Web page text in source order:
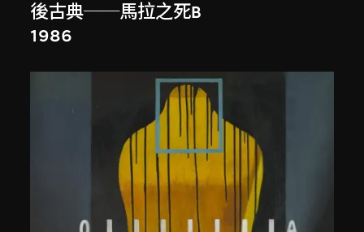
後古典──馬拉之死B
1986